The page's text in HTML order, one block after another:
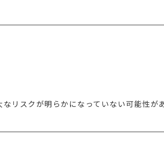
スクが明らかになっていない可能性があ